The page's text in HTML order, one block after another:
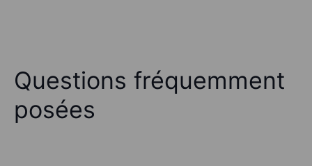
Questions fréquemment
posées